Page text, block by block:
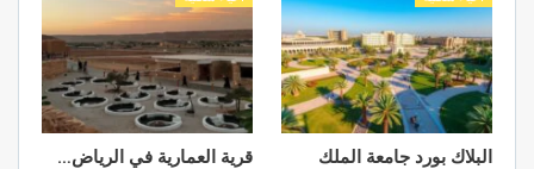
البلاك بورد جامعة الملك
قرية العمارية في الرياض…